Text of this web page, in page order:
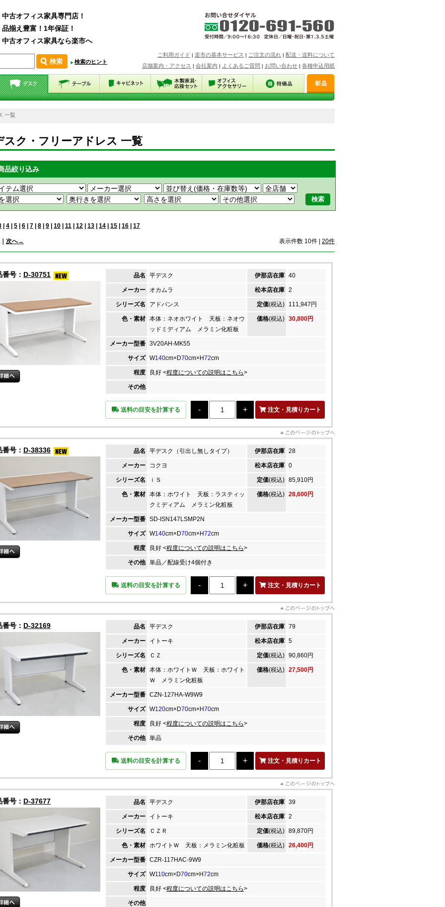
中古オフィス家具専門店！
品揃え豊富！1年保証！
中古オフィス家具なら楽市へ
検索のヒント
ご利用ガイド | 楽市の基本サービス | ご注文の流れ | 配送・送料について
店舗案内・アクセス | 会社案内 | よくあるご質問 | お問い合わせ | 各種申込用紙
一覧
スク・フリーアドレス 一覧
品絞り込み
4 5 6 7 8 9 10 11 12 13 14 15 16 17
次へ→ 表示件数 10件 | 20件
番号： D-30751 品名 平デスク 伊那店在庫 40
メーカー オカムラ 松本店在庫 2
シリーズ名 アドバンス 定価(税込) 111,947円
色・素材 本体：ネオホワイト 天板：ネオウ
ッドミディアム メラミン化粧板
価格(税込) 30,800円
メーカー型番 3V20AH-MK55
サイズ W140cm×D70cm×H72cm
程度 良好 <程度についての説明はこちら>
その他
送料の目安を計算する 注文・見積りカート
番号： D-38336 品名 平デスク（引出し無しタイプ） 伊那店在庫 28
メーカー コクヨ 松本店在庫 0
シリーズ名 ｉＳ 定価(税込) 85,910円
色・素材 本体：ホワイト 天板：ラスティッ
クミディアム メラミン化粧板
価格(税込) 28,600円
メーカー型番 SD-ISN147LSMP2N
サイズ W140cm×D70cm×H72cm
程度 良好 <程度についての説明はこちら>
その他 単品／配線受け4個付き
送料の目安を計算する 注文・見積りカート
番号： D-32169 品名 平デスク 伊那店在庫 79
メーカー イトーキ 松本店在庫 5
シリーズ名 ＣＺ 定価(税込) 90,860円
色・素材 本体：ホワイトＷ 天板：ホワイト
Ｗ メラミン化粧板
価格(税込) 27,500円
メーカー型番 CZN-127HA-W9W9
サイズ W120cm×D70cm×H70cm
程度 良好 <程度についての説明はこちら>
その他 単品
送料の目安を計算する 注文・見積りカート
番号： D-37677 品名 平デスク 伊那店在庫 39
メーカー イトーキ 松本店在庫 2
シリーズ名 ＣＺＲ 定価(税込) 89,870円
色・素材 ホワイトＷ 天板：メラミン化粧板 価格(税込) 26,400円
メーカー型番 CZR-117HAC-9W9
サイズ W110cm×D70cm×H72cm
程度 良好 <程度についての説明はこちら>
その他